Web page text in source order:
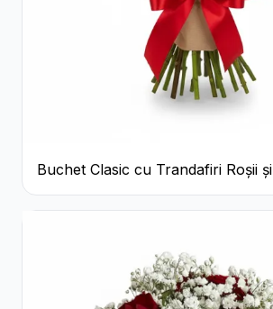
Buchet Clasic cu Trandafiri Roșii și
Gypsophila